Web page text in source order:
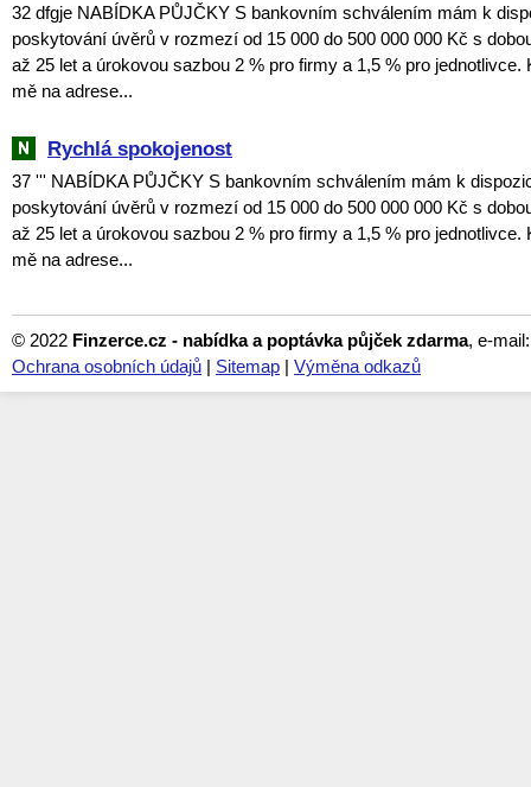
32 dfgje NABÍDKA PŮJČKY S bankovním schválením mám k
poskytování úvěrů v rozmezí od 15 000 do 500 000 000 Kč s
až 25 let a úrokovou sazbou 2 % pro firmy a 1,5 % pro jednotlivce.
mě na adrese...
Rychlá spokojenost
37 ''' NABÍDKA PŮJČKY S bankovním schválením mám k
poskytování úvěrů v rozmezí od 15 000 do 500 000 000 Kč s
až 25 let a úrokovou sazbou 2 % pro firmy a 1,5 % pro jednotlivce.
mě na adrese...
© 2022 Finzerce.cz - nabídka a poptávka půjček zdarma, e-
Ochrana osobních údajů | Sitemap | Výměna odkazů